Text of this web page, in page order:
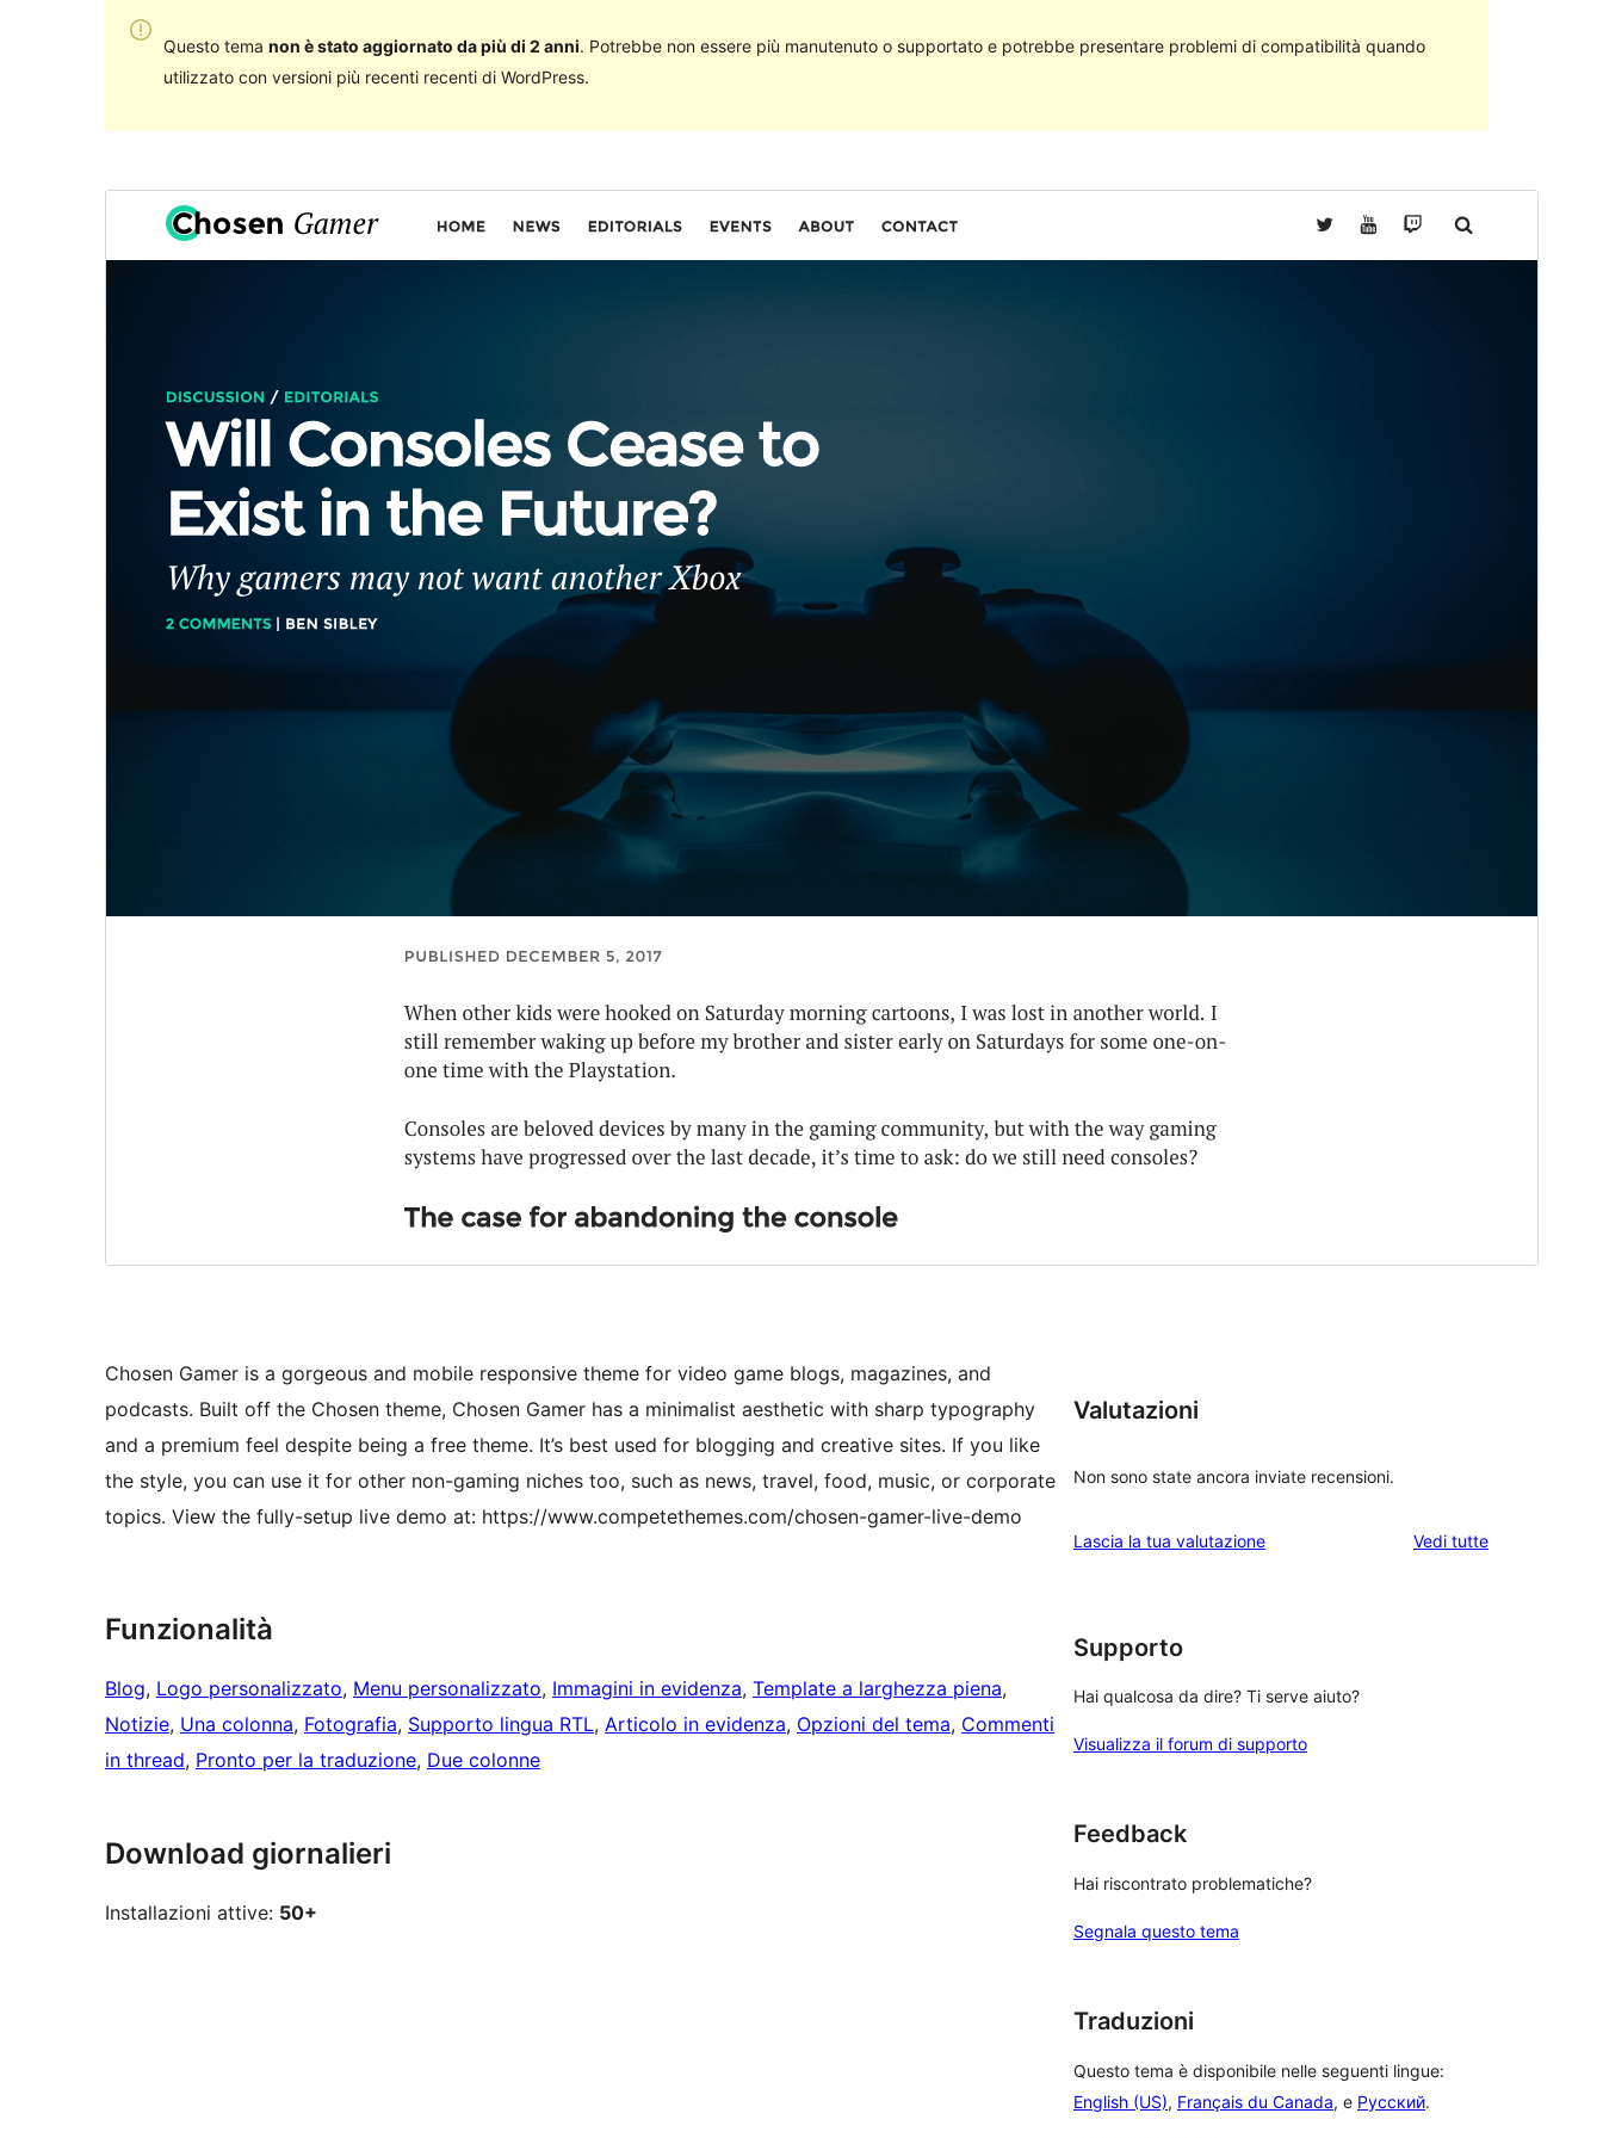
Questo tema non è stato aggiornato da più di 2 anni. Potrebbe non essere più manutenuto o supportato e potrebbe presentare problemi di compatibilità quando
utilizzato con versioni più recenti recenti di WordPress.
Chosen Gamer is a gorgeous and mobile responsive theme for video game blogs, magazines, and
podcasts. Built off the Chosen theme, Chosen Gamer has a minimalist aesthetic with sharp typography
and a premium feel despite being a free theme. It’s best used for blogging and creative sites. If you like
the style, you can use it for other non-gaming niches too, such as news, travel, food, music, or corporate
topics. View the fully-setup live demo at: https://www.competethemes.com/chosen-gamer-live-demo
Funzionalità
Blog, Logo personalizzato, Menu personalizzato, Immagini in evidenza, Template a larghezza piena
Notizie, Una colonna, Fotografia, Supporto lingua RTL, Articolo in evidenza, Opzioni del tema, Commenti
in thread, Pronto per la traduzione, Due colonne
Download giornalieri
Installazioni attive: 50+
Valutazioni
Non sono state ancora inviate recensioni.
Lascia la tua valutazione Vedi tuttele
Supporto
Hai qualcosa da dire? Ti serve aiuto?
Visualizza il forum di supporto
Feedback
Hai riscontrato problematiche?
Segnala questo tema
Traduzioni
Questo tema è disponibile nelle seguenti lingue:
English (US), Français du Canada, e Русский.